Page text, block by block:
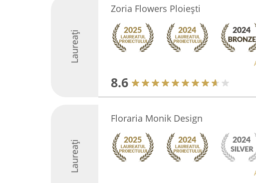
Laureați
Zoria Flowers Ploiești
8.6
Laureați
Floraria Monik Design